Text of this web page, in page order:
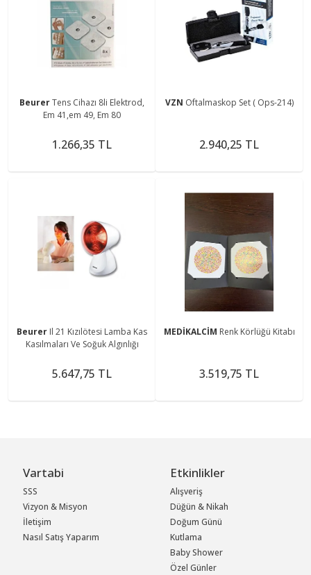
BeurerTens Cihazı 8li Elektrod,
Em 41,em 49, Em 80
1.266,35 TL
VZN Oftalmaskop Set ( Ops-214)
2.940,25 TL
Beurer Il 21 Kızılötesi Lamba Kas
Kasılmaları Ve Soğuk Algınlığı
5.647,75 TL
MEDİKALCİM Renk Körlüğü Kitabı
3.519,75 TL
Vartabi
SSS
Vizyon & Misyon
İletişim
Nasıl Satış Yaparım
Etkinlikler
Alışveriş
Düğün & Nikah
Doğum Günü
Kutlama
Baby Shower
Özel Günler